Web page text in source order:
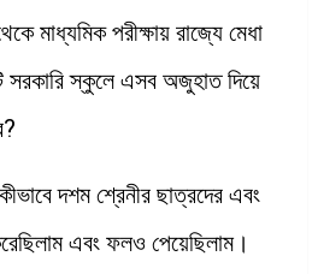
মাধ্যমিক পরীক্ষায় রাজ্যে মেধা
সরকারি স্কুলে এসব অজুহাত দিয়ে
দশম শ্রেনীর ছাত্রদের এবং
এবং ফলও পেয়েছিলাম।